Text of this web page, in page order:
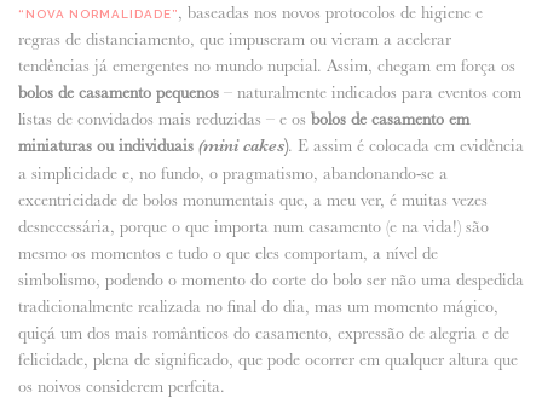
“NOVA NORMALIDADE”, baseadas nos novos protocolos de higiene e
regras de distanciamento, que impuseram ou vieram a acelerar
tendências já emergentes no mundo nupcial. Assim, chegam em força os
bolos de casamento pequenos – naturalmente indicados para eventos com
listas de convidados mais reduzidas – e os bolos de casamento em
miniaturas ou individuais (minicakes). E assim é colocada em evidência
a simplicidade e, no fundo, o pragmatismo, abandonando-se a
excentricidade de bolos monumentais que, a meu ver, é muitas vezes
desnecessária, porque o que importa num casamento (e na vida!) são
mesmo os momentos e tudo o que eles comportam, a nível de
simbolismo, podendo o momento do corte do bolo ser não uma despedida
tradicionalmente realizada no final do dia, mas um momento mágico,
quiçá um dos mais românticos do casamento, expressão de alegria e de
felicidade, plena de significado, que pode ocorrer em qualquer altura que
os noivos considerem perfeita.